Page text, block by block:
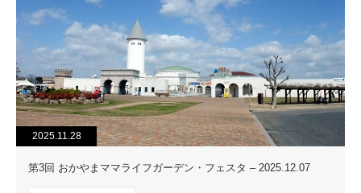
2025.11.28
第3回 おかやまママライフガーデン・フェスタ – 2025.12.07